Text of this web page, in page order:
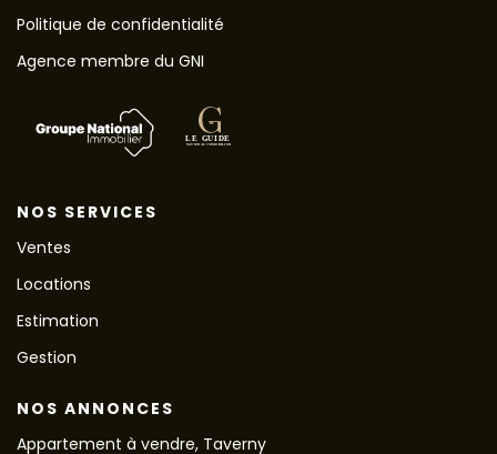
Politique de confidentialité
Agence membre du GNI
NOS SERVICES
Ventes
Locations
Estimation
Gestion
NOS ANNONCES
Appartement à vendre, Taverny